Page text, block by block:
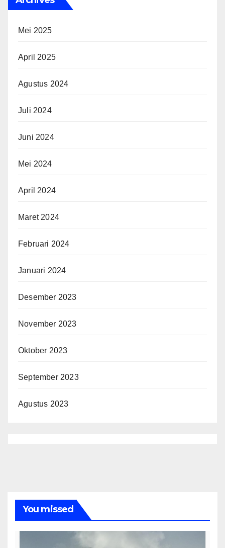
Mei 2025
April 2025
Agustus 2024
Juli 2024
Juni 2024
Mei 2024
April 2024
Maret 2024
Februari 2024
Januari 2024
Desember 2023
November 2023
Oktober 2023
September 2023
Agustus 2023
You missed